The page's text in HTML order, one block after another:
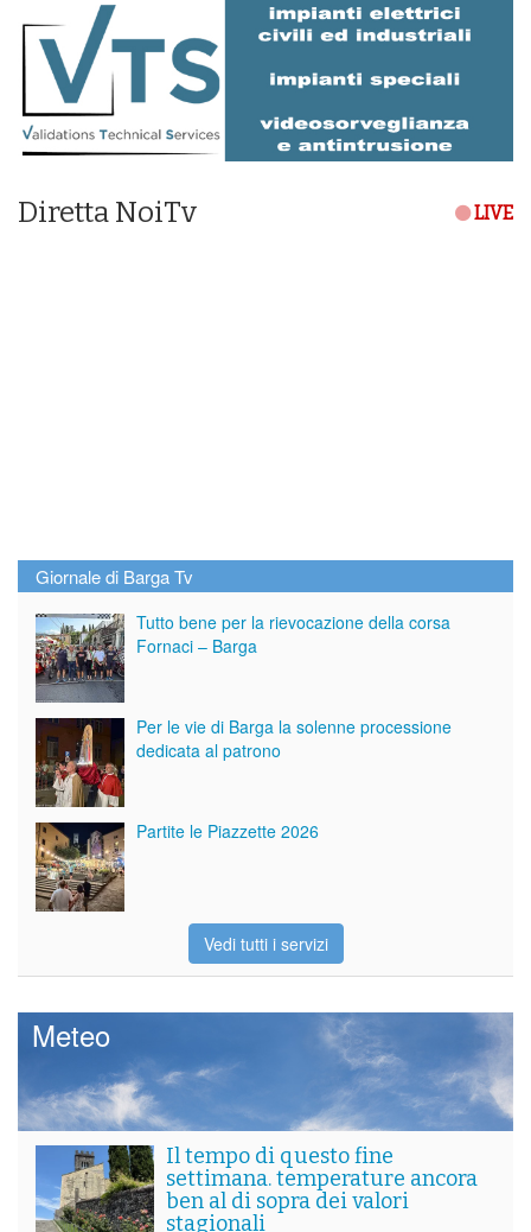
Diretta NoiTv LIVE
Giornale di Barga Tv
Tutto bene per la rievocazione della corsa
Fornaci – Barga
Per le vie di Barga la solenne processione
dedicata al patrono
Partite le Piazzette 2026
Vedi tutti i servizi
Meteo
Il tempo di questo fine
settimana. temperature ancora
ben al di sopra dei valori
stagionali